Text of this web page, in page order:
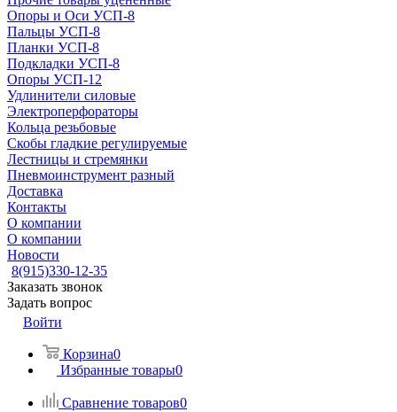
Опоры и Оси УСП-8
Пальцы УСП-8
Планки УСП-8
Подкладки УСП-8
Опоры УСП-12
Удлинители силовые
Электроперфораторы
Кольца резьбовые
Скобы гладкие регулируемые
Лестницы и стремянки
Пневмоинструмент разный
Доставка
Контакты
О компании
О компании
Новости
8(915)330-12-35
Заказать звонок
Задать вопрос
Войти
Корзина0
Избранные товары0
Сравнение товаров0